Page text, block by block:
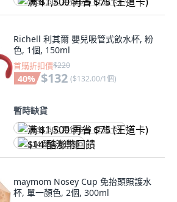
满 $1,500 再省 $75 (王道卡)
Richell 利其爾 嬰兒吸管式飲水杯, 粉
色, 1個, 150ml
首購折扣價$220
40% $132 ($132.00/1個)
暫時缺貨
满 $1,500 再省 $75 (王道卡)
$14 酷澎幣回饋
maymom Nosey Cup 免抬頭照護水
杯, 單一顏色, 2個, 300ml